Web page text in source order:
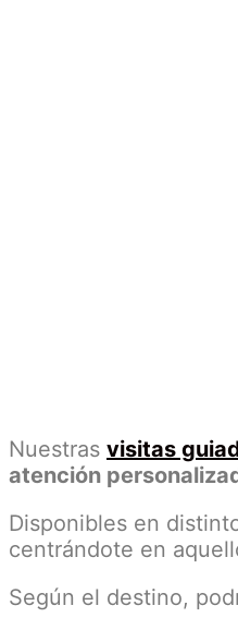
Nuestras visitas
atención
Disponibles en
centrándote en
Según el destino,